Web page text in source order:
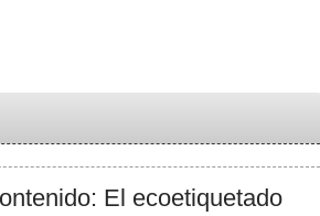
El ecoetiquetado